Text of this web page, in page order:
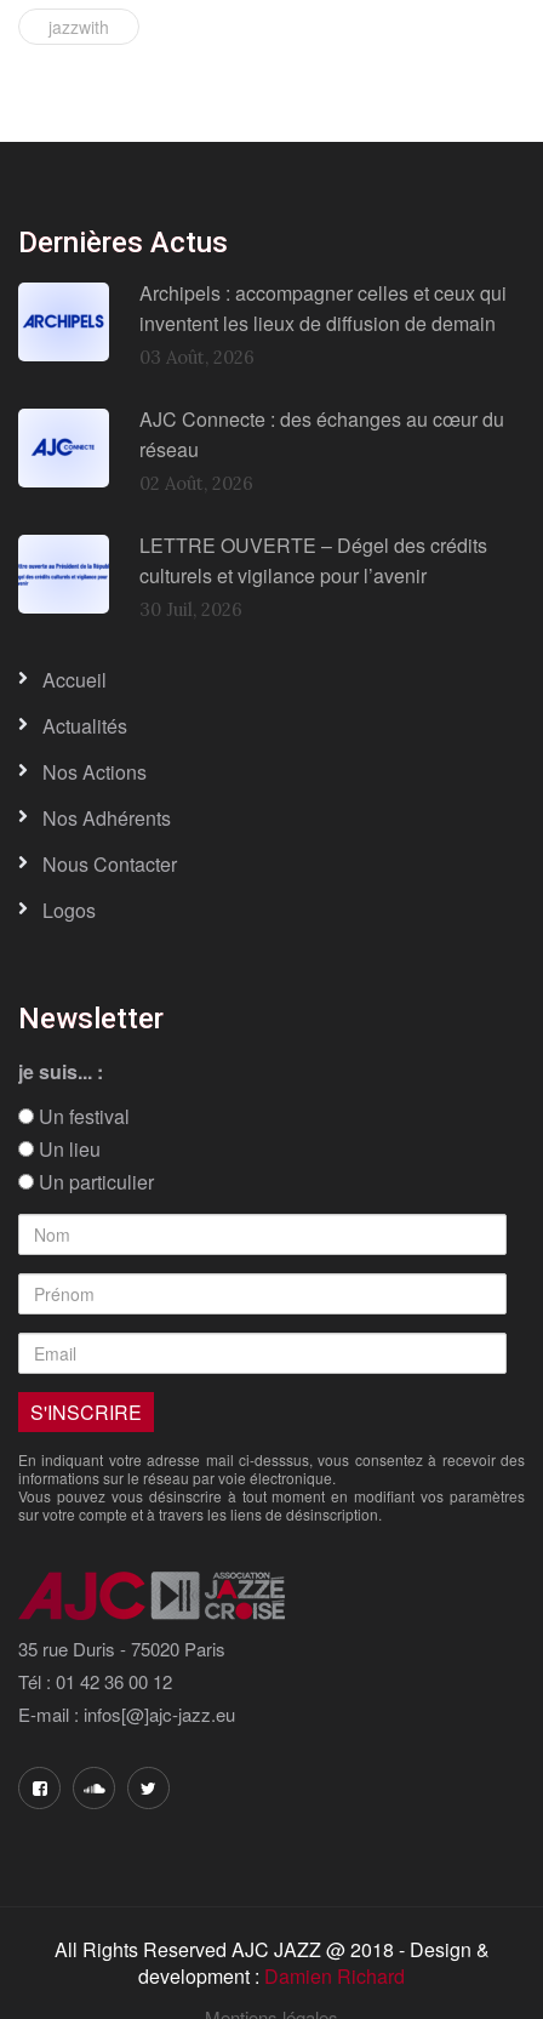
jazzwith
Dernières Actus
Archipels : accompagner celles et ceux qui
inventent les lieux de diffusion de demain
03 Août, 2026
AJC Connecte : des échanges au cœur du
réseau
02 Août, 2026
LETTRE OUVERTE – Dégel des crédits
culturels et vigilance pour l’avenir
30 Juil, 2026
Accueil
Actualités
Nos Actions
Nos Adhérents
Nous Contacter
Logos
Newsletter
je suis... :
Un festival
Un lieu
Un particulier
En indiquant votre adresse mail ci-desssus, vous consentez à recevoir des
informations sur le réseau par voie électronique.
Vous pouvez vous désinscrire à tout moment en modifiant vos paramètres
sur votre compte et à travers les liens de désinscription.
35 rue Duris - 75020 Paris
Tél : 01 42 36 00 12
E-mail : infos[@]ajc-jazz.eu
All Rights Reserved AJC JAZZ @ 2018 - Design &
development : Damien Richard